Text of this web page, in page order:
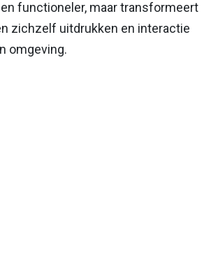
functioneler, maar transformeert
zichzelf uitdrukken en interactie
omgeving.